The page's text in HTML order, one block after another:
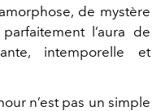
de mystère
l’aura de
intemporelle et
n’est pas un simple